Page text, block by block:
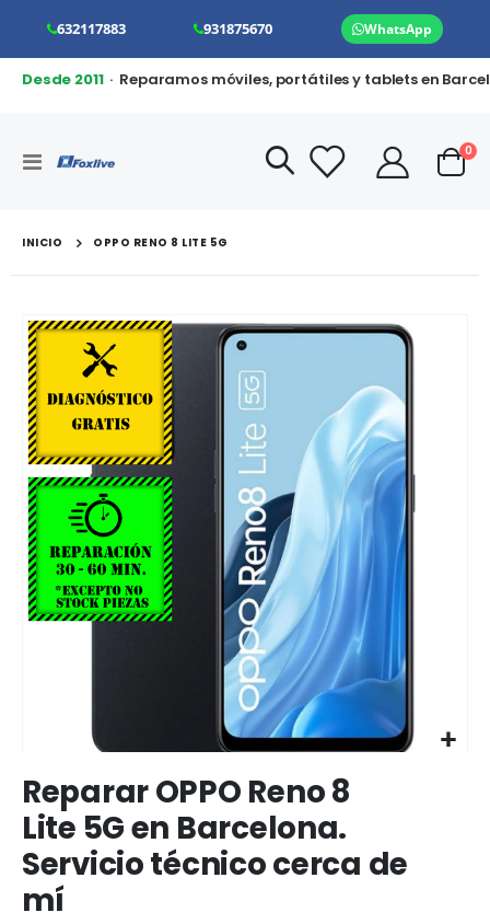
632117883 931875670 WhatsApp
Desde 2011· Reparamos móviles, portátiles y tablets en
Toggle
Cart
0
INICIO OPPO RENO 8 LITE 5G
Saltar
al
final
de
la
galería
de
imágenes
al
comienzo
de
la
galería
de
Reparar OPPO Reno 8
Lite 5G en Barcelona.
Servicio técnico cerca de
mí